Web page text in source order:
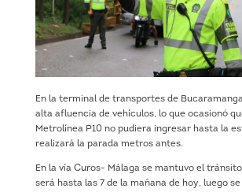
En la terminal de transportes de
alta afluencia de vehículos, lo que ocasionó
Metrolínea P10 no pudiera ingresar hasta la
realizará la parada metros antes.
En la vía Curos- Málaga se mantuvo el
será hasta las 7 de la mañana de hoy, luego